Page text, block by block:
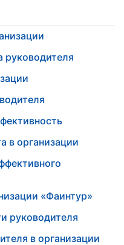
руководителя
в организации
«Фаинтур»
руководителя
в организации